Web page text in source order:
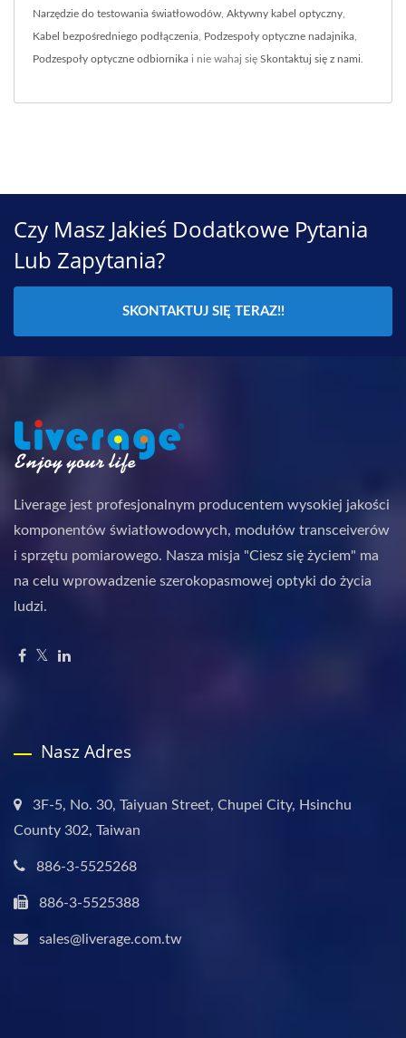
Narzędzie do testowania światłowodów Aktywny kabel optyczny
Kabel bezpośredniego podłączenia Podzespoły optyczne nadajnika
Podzespoły optyczne odbiornika i nie wahaj się Skontaktuj się z nami
Czy Masz Jakieś Dodatkowe Pytania
Lub Zapytania?
SKONTAKTUJ SIĘ TERAZ!!
Liverage jest profesjonalnym producentem wysokiej jakości
komponentów światłowodowych, modułów transceiverów
i sprzętu pomiarowego. Nasza misja "Ciesz się życiem" ma
na celu wprowadzenie szerokopasmowej optyki do życia
ludzi.
Nasz Adres
3F-5, No. 30, Taiyuan Street, Chupei City, Hsinchu
County 302, Taiwan
886-3-5525268
886-3-5525388
sales@liverage.com.tw